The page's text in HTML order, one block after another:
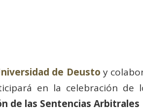
de Deusto y
en la celebración de
de las Sentencias